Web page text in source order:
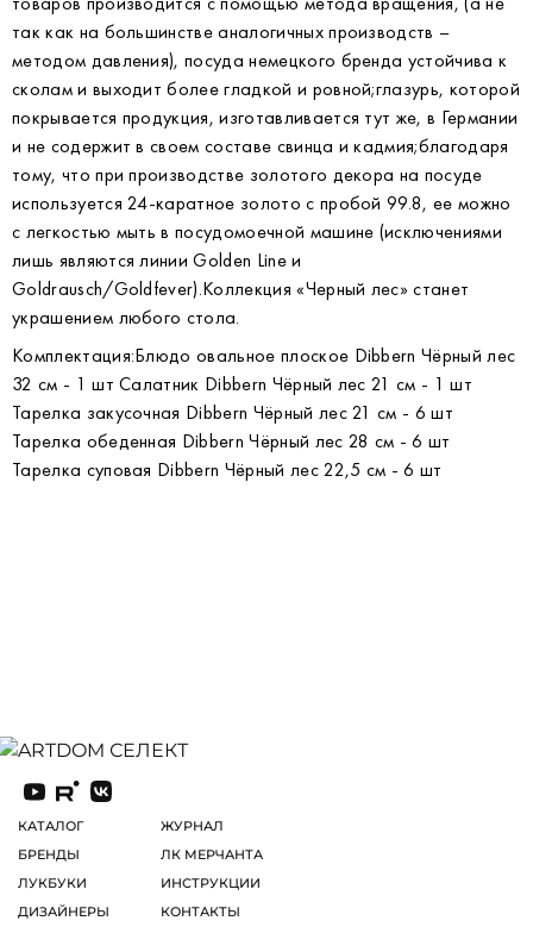
так как на большинстве аналогичных производств –
методом давления), посуда немецкого бренда устойчива к
сколам и выходит более гладкой и ровной;глазурь, которой
покрывается продукция, изготавливается тут же, в Германии
и не содержит в своем составе свинца и кадмия;благодаря
тому, что при производстве золотого декора на посуде
используется 24-каратное золото с пробой 99.8, ее можно
с легкостью мыть в посудомоечной машине (исключениями
лишь являются линии Golden Line и
Goldrausch/Goldfever).Коллекция «Черный лес» станет
украшением любого стола.
Комплектация:Блюдо овальное плоское Dibbern Чёрный лес
32 см - 1 шт Салатник Dibbern Чёрный лес 21 см - 1 шт
Тарелка закусочная Dibbern Чёрный лес 21 см - 6 шт
Тарелка обеденная Dibbern Чёрный лес 28 см - 6 шт
Тарелка суповая Dibbern Чёрный лес 22,5 см - 6 шт
КАТАЛОГ
БРЕНДЫ
ЛУКБУКИ
ДИЗАЙНЕРЫ
ЖУРНАЛ
ЛК МЕРЧАНТА
ИНСТРУКЦИИ
КОНТАКТЫ